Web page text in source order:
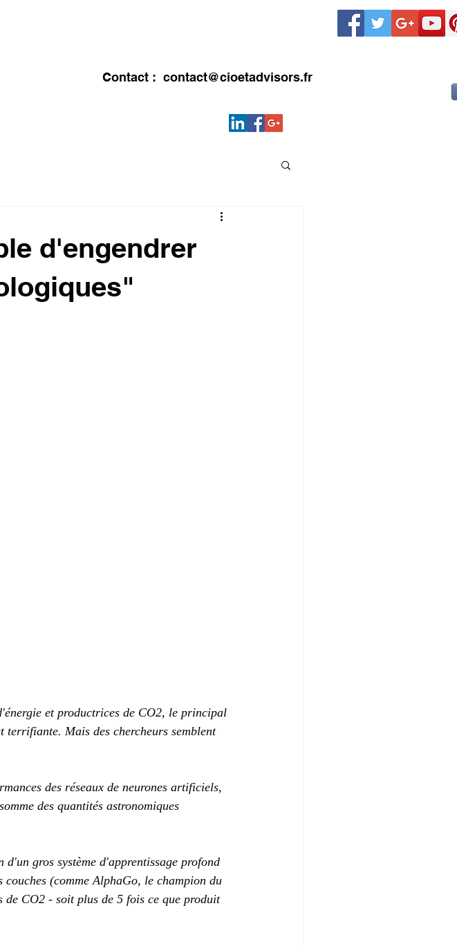
Contact : contact@cioetadvisors.fr
d'engendrer
et productrices de CO2, le principal
terrifiante. Mais des chercheurs semblent
des réseaux de neurones artificiels,
des quantités astronomiques
gros système d'apprentissage profond
(comme AlphaGo, le champion du
de CO2 - soit plus de 5 fois ce que produit